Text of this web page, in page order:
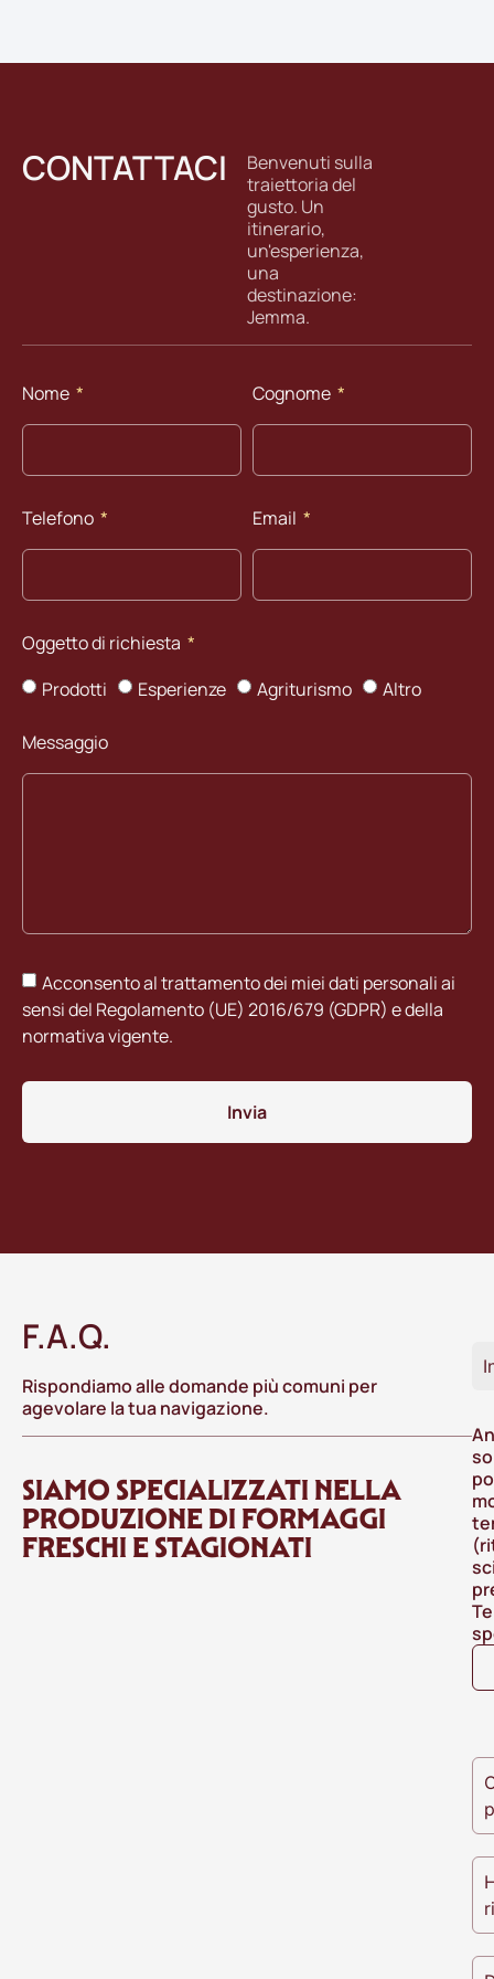
CONTATTACI
Benvenuti sulla
traiettoria del
gusto. Un
itinerario,
un'esperienza,
una
destinazione:
Jemma.
Nome Cognome
Telefono Email
Oggetto di richiesta
Prodotti
Esperienze Agriturismo Altro
Messaggio
Acconsento al trattamento dei miei dati personali ai
sensi del Regolamento (UE) 2016/679 (GDPR) e della
normativa vigente.
Invia
F.A.Q.
Rispondiamo alle domande più comuni per
agevolare la tua navigazione.
SIAMO SPECIALIZZATI NELLA
PRODUZIONE DI FORMAGGI
FRESCHI E STAGIONATI